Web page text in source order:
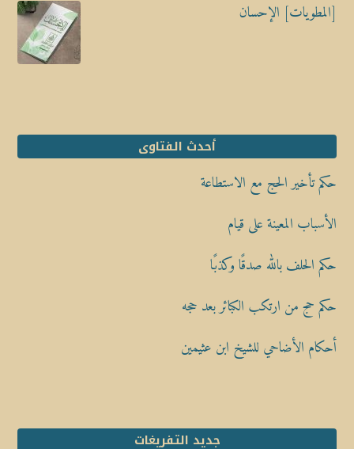
[المطويات] الإحسان
أحدث الفتاوى
حكم تأخير الحج مع الاستطاعة
الأسباب المعينة على قيام
حكم الحلف بالله صدقًا وكذبًا
حكم حج من ارتكب الكبائر بعد حجه
أحكام الأضاحي للشيخ ابن عثيمين
جديد التفريغات